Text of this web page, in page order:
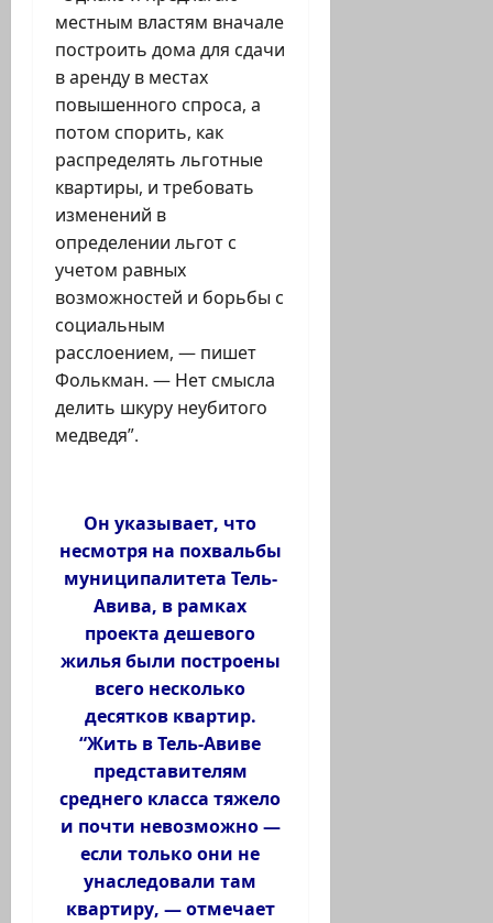
местным властям вначале
построить дома для сдачи
в аренду в местах
повышенного спроса, а
потом спорить, как
распределять льготные
квартиры, и требовать
изменений в
определении льгот с
учетом равных
возможностей и борьбы с
социальным
расслоением, — пишет
Фолькман. — Нет смысла
делить шкуру неубитого
медведя”.
Он указывает, что
несмотря на похвальбы
муниципалитета Тель-
Авива, в рамках
проекта дешевого
жилья были построены
всего несколько
десятков квартир.
“Жить в Тель-Авиве
представителям
среднего класса тяжело
и почти невозможно —
если только они не
унаследовали там
квартиру, — отмечает